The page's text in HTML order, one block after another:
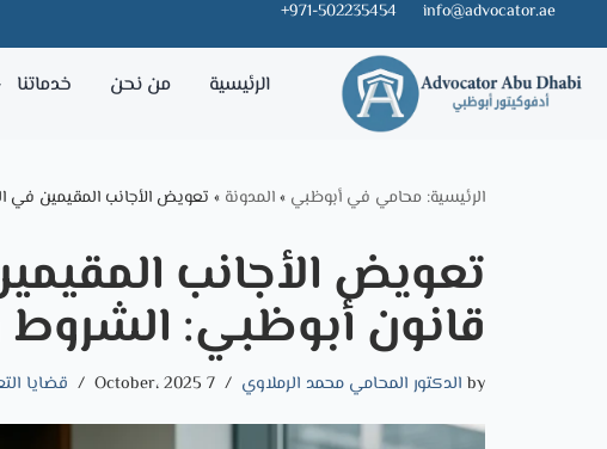
to
info@advocator.ae
971-502235454+
الرئيسية من نحن خدماتنا
الرئيسية: محامي في أبوظبي »المدونة » تعويض الأجانب المقيمين في
تعويض الأجانب
قانون أبوظبي: الشروط
by الدكتور المحامي محمد الرملاوي 7 October، 2025 قضايا